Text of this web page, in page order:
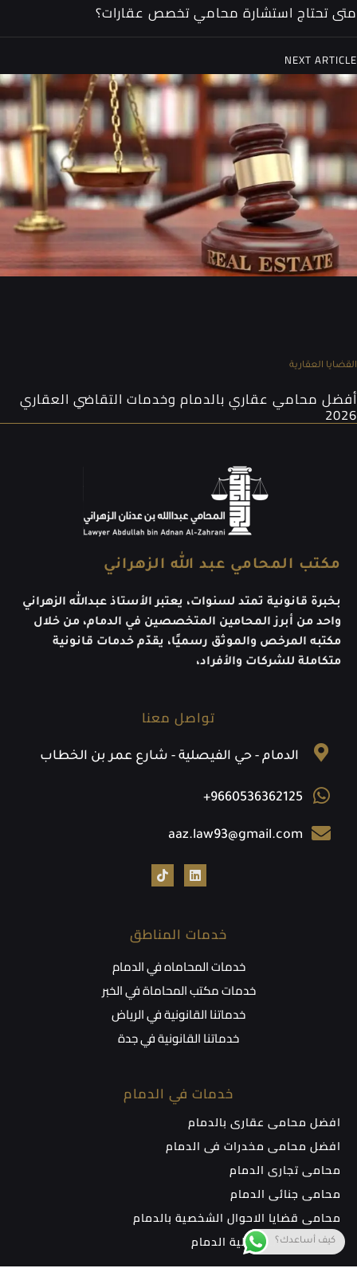
متى تحتاج استشارة محامي تخصص عقارات؟
NEXT ARTICLE
القضايا العقارية
أفضل محامي عقاري بالدمام وخدمات التقاضي العقاري
2026
مكتب المحامي عبد الله الزهراني
بخبرة قانونية تمتد لسنوات، يعتبر الأستاذ عبدالله الزهراني
واحد من أبرز المحامين المتخصصين في الدمام، من خلال
مكتبه المرخص والموثق رسميًا، يقدّم خدمات قانونية
متكاملة للشركات والأفراد،
تواصل معنا
الدمام - حي الفيصلية - شارع عمر بن الخطاب
+9660536362125
aaz.law93@gmail.com
خدمات المناطق
خدمات المحاماه في الدمام
خدمات مكتب المحاماة في الخبر
خدماتنا القانونية في الرياض
خدماتنا القانونية في جدة
خدمات في الدمام
افضل محامي عقاري بالدمام
افضل محامي مخدرات في الدمام
محامي تجاري الدمام
محامي جنائي الدمام
محامي قضايا الاحوال الشخصية بالدمام
محامي قضايا عمالية الدمام
كيف أساعدك؟